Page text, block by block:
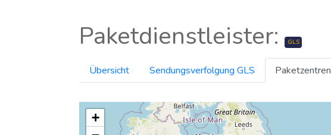
Paketdienstleister: GLS
Übersicht Sendungsverfolgung GLS Paketzentren
+